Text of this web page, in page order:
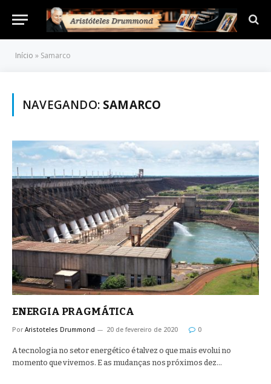
Início » Samarco
NAVEGANDO: SAMARCO
ENERGIA PRAGMÁTICA
Por Aristoteles Drummond 20 de fevereiro de 2020 0
A tecnologia no setor energético é talvez o que mais evolui no
momento que vivemos. E as mudanças nos próximos dez…